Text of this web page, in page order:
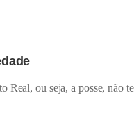
Real, ou seja, a posse, não